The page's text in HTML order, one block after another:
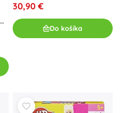
30,90 €
Do košíka